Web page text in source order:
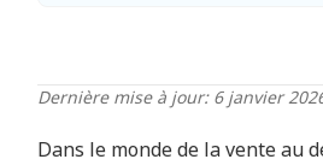
Dernière mise à jour: 6 janvier
Dans le monde de la vente au